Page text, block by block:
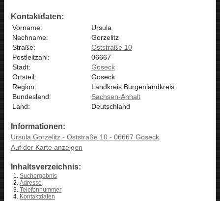
Kontaktdaten:
Vorname:
Ursula
Nachname:
Gorzelitz
Straße:
Oststraße 10
Postleitzahl:
06667
Stadt:
Goseck
Ortsteil:
Goseck
Region:
Landkreis Burgenlandkreis
Bundesland:
Sachsen-Anhalt
Land:
Deutschland
Informationen:
Ursula Gorzelitz - Oststraße 10 - 06667 Goseck
Auf der Karte anzeigen
Inhaltsverzeichnis:
Suchergebnis
Adresse
Telefonnummer
Kontaktdaten